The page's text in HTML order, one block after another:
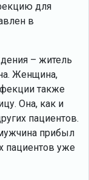
для
в
– житель
Женщина,
также
Она, как и
пациентов.
прибыл
пациентов уже